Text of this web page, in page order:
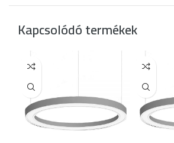
Kapcsolódó termékek